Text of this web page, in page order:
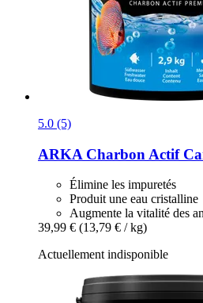
5.0 (5)
ARKA Charbon Actif
Élimine les impuretés
Produit une eau cristalline
Augmente la vitalité des
39,99 € (13,79 € / kg)
Actuellement indisponible